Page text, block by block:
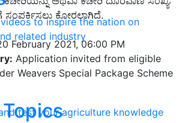
to inspire the nation on
related industry
test your agriculture knowledge
ಸಂಪರ್ಕಿಸಲು ಕೋರಲಾಗಿದೆ.
February 2021, 06:00 PM
Application invited from eligible
Weavers Special Package Scheme